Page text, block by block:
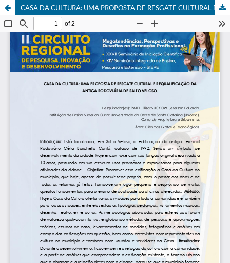
CASA DA CULTURA: UMA PROPOSTA DE RESGATE CULTURAL E REQUALIFICAÇÃO DA ANTIGA RODOVIÁRIA DE SALTO VELOSO.